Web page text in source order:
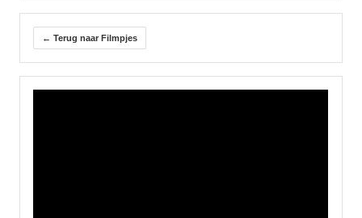
← Terug naar Filmpjes